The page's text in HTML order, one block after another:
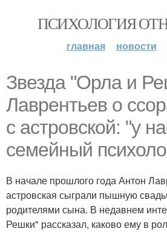
ПСИХОЛОГИЯ
главная новости
Звезда "Орла и
Лаврентьев о
с астровской: "у
семейный
В начале прошлого года Антон
астровская сыграли пышную
родителями сына. В недавнем
Решки" рассказал, каково ему в